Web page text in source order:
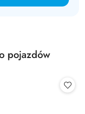
pojazdów